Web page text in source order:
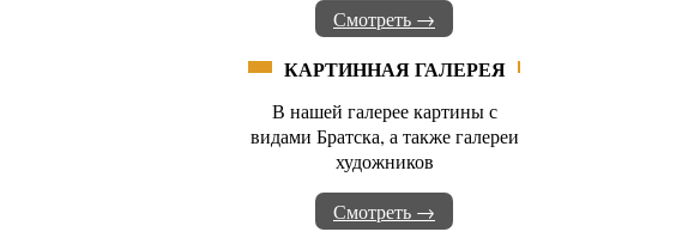
Смотреть →
КАРТИННАЯ ГАЛЕРЕЯ
В нашей галерее картины с
видами Братска, а также галереи
художников
Смотреть →